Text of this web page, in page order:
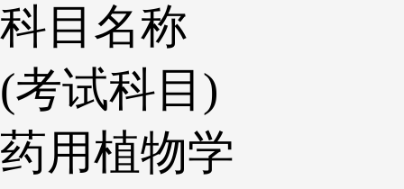
科目名称
(考试科目)
药用植物学